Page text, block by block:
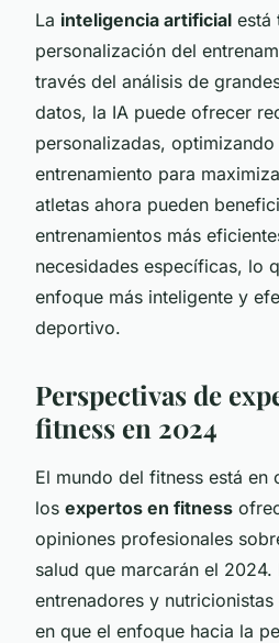
La inteligencia artificial está
personalización del
través del análisis de
datos, la IA puede ofrecer
personalizadas,
entrenamiento para
atletas ahora pueden
entrenamientos más
necesidades específicas, lo
enfoque más inteligente y
deportivo.
Perspectivas de
fitness en 2024
El mundo del fitness está en
los expertos en fitness
opiniones profesionales
salud que marcarán el 2024.
entrenadores y
en que el enfoque hacia la